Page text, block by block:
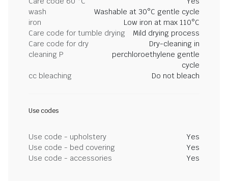
wash
Washable at 30°C gentle cycle
iron
Low iron at max 110°C
Care code for tumble drying
Mild drying process
Care code for dry
cleaning P
Dry-cleaning in
perchloroethylene gentle
cycle
cc bleaching
Do not bleach
Use codes
Use code - upholstery
Yes
Use code - bed covering
Yes
Use code - accessories
Yes